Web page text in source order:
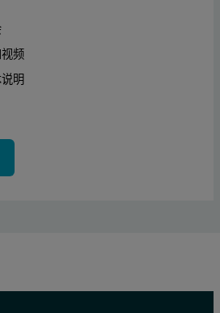
性和易用性使 Mastersizer 3000+ 真
有关这些功能的更多信息，或联系我
的热量管理
中，我们通过对仪器进行一些小的
成功，该图显示，在 Mastersizer
频
明